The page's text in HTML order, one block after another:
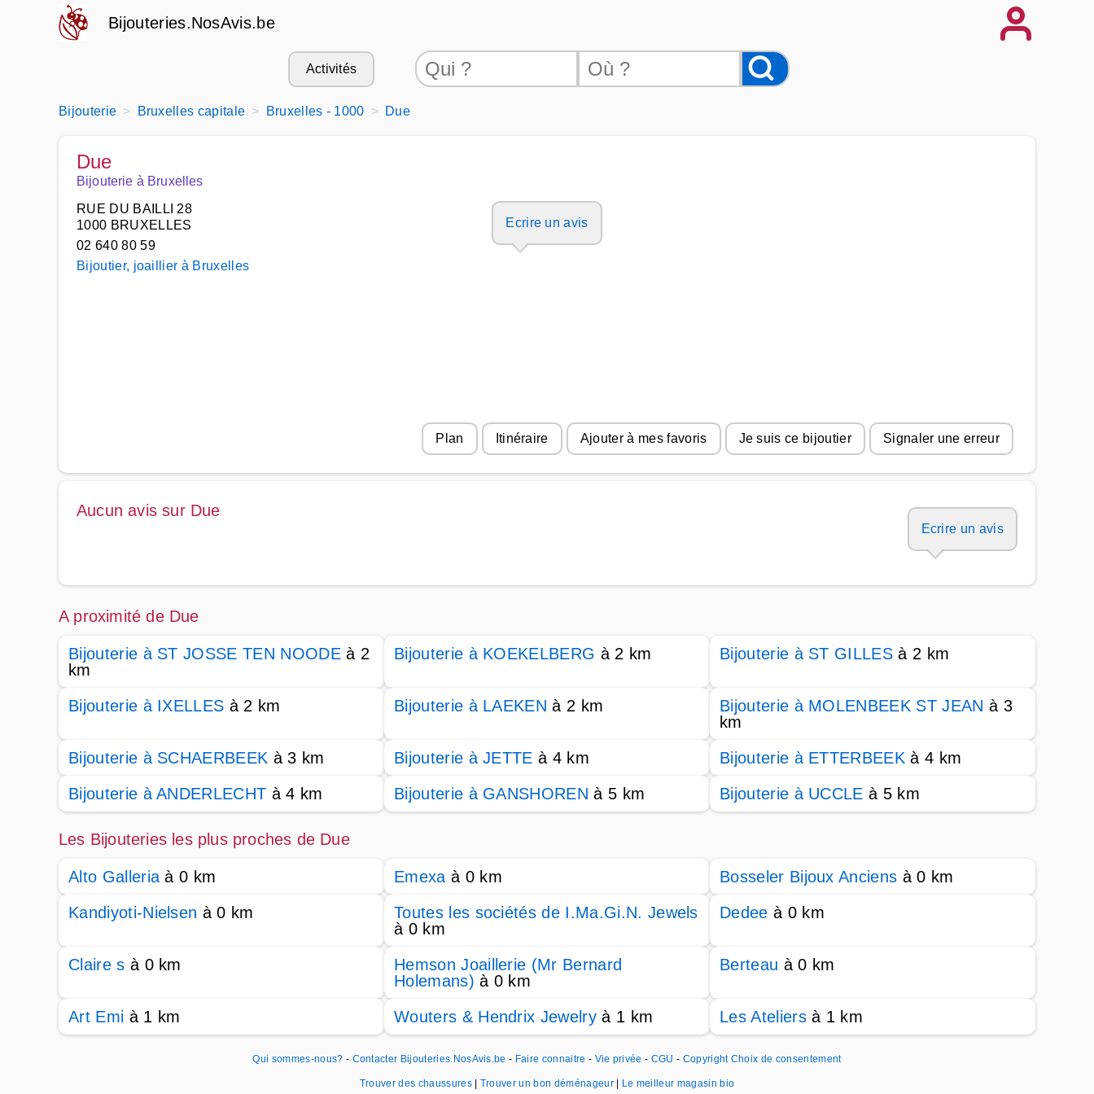
Bijouteries.NosAvis.be
Activités
Bijouterie Bruxelles capitale Bruxelles - 1000 Due
Due
Bijouterie à Bruxelles
RUE DU BAILLI 28
1000 BRUXELLES
02 640 80 59
Bijoutier, joaillier à Bruxelles
Ecrire un avis
Plan Itinéraire Ajouter à mes favoris Je suis ce bijoutier Signaler une erreur
Aucun avis sur Due
Ecrire un avis
A proximité de Due
Bijouterie à ST JOSSE TEN NOODEà 2
km
Bijouterie à KOEKELBERG à 2 km Bijouterie à ST GILLES à 2 km
Bijouterie à IXELLES à 2 km Bijouterie à LAEKEN à 2 km Bijouterie à MOLENBEEK ST JEAN à 3
km
Bijouterie à SCHAERBEEK à 3 km Bijouterie à JETTE à 4 km Bijouterie à ETTERBEEK à 4 km
Bijouterie à ANDERLECHT à 4 km Bijouterie à GANSHOREN à 5 km Bijouterie à UCCLE à 5 km
Les Bijouteries les plus proches de Due
Alto Galleria à 0 km Emexa à 0 km Bosseler Bijoux Anciens à 0 km
Kandiyoti-Nielsen à 0 km
Toutes les sociétés de I.Ma.Gi.N. Jewels
à 0 km
Dedee à 0 km
Claire s à 0 km
Hemson Joaillerie (Mr Bernard
Holemans) à 0 km
Berteau à 0 km
Art Emi à 1 km Wouters & Hendrix Jewelry à 1 km Les Ateliersà 1 km
Qui sommes-nous? - Contacter Bijouteries.NosAvis.be - Faire connaitre - Vie privée - CGU - Copyright Choix de consentement
Trouver des chaussures Trouver un bon déménageur Le meilleur magasin bio